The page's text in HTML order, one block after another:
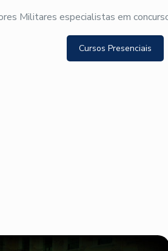
Militares especialistas em
Cursos Presenciais